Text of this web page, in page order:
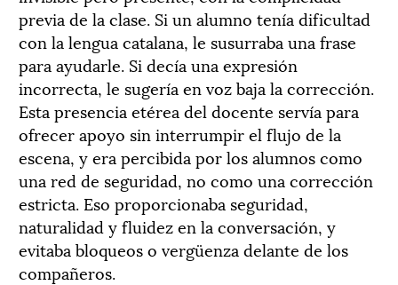
previa de la clase. Si un alumno tenía dificultad
con la lengua catalana, le susurraba una frase
para ayudarle. Si decía una expresión
incorrecta, le sugería en voz baja la corrección.
Esta presencia etérea del docente servía para
ofrecer apoyo sin interrumpir el flujo de la
escena, y era percibida por los alumnos como
una red de seguridad, no como una corrección
estricta. Eso proporcionaba seguridad,
naturalidad y fluidez en la conversación, y
evitaba bloqueos o vergüenza delante de los
compañeros.